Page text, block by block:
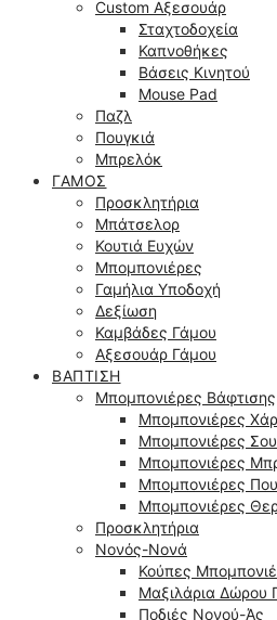
Custom Αξεσουάρ
Σταχτοδοχεία
Καπνοθήκες
Βάσεις Κινητού
Mouse Pad
Παζλ
Πουγκιά
Μπρελόκ
ΓΆΜΟΣ
Προσκλητήρια
Μπάτσελορ
Κουτιά Ευχών
Μπομπονιέρες
Γαμήλια Υποδοχή
Δεξίωση
Καμβάδες Γάμου
Αξεσουάρ Γάμου
ΒΆΠΤΙΣΗ
Μπομπονιέρες Βάφτισης
Μπομπονιέρες
Μπομπονιέρες
Μπομπονιέρες
Μπομπονιέρες
Μπομπονιέρες
Προσκλητήρια
Νονός-Νονά
Κούπες
Μαξιλάρια Δώρου
Ποδιές Νονού-Άς